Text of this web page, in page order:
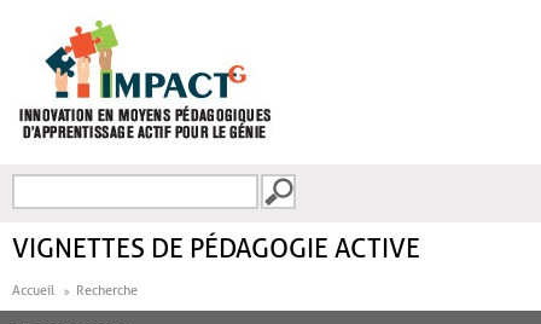
FORMULAIRE DE
VIGNETTES DE PÉDAGOGIE ACTIVE
Accueil Recherche